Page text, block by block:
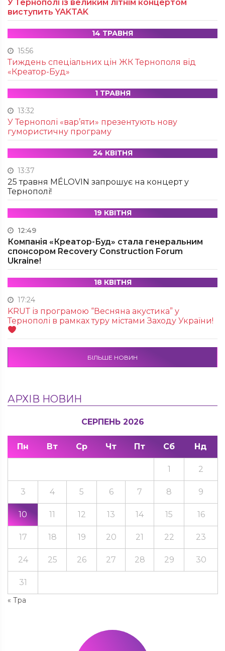
У Тернополі із великим літнім концертом
виступить YAKTAK
14 ТРАВНЯ
15:56
Тиждень спеціальних цін ЖК Тернополя від
«Креатор-Буд»
1 ТРАВНЯ
13:32
У Тернополі «вар’яти» презентують нову
гумористичну програму
24 КВІТНЯ
13:37
25 травня MÉLOVIN запрошує на концерт у
Тернополі!
19 КВІТНЯ
12:49
Компанія «Креатор-Буд» стала генеральним
спонсором Recovery Construction Forum
Ukraine!
18 КВІТНЯ
17:24
KRUТ із програмою “Весняна акустика” у
Тернополі в рамках туру містами Заходу України!
БІЛЬШЕ НОВИН
АРХІВ НОВИН
СЕРПЕНЬ 2026
Пн Вт Ср Чт Пт Сб Нд
« Тра
1 2
3 4 5 6 7 8 9
10 11 12 13 14 15 16
17 18 19 20 21 22 23
24 25 26 27 28 29 30
31